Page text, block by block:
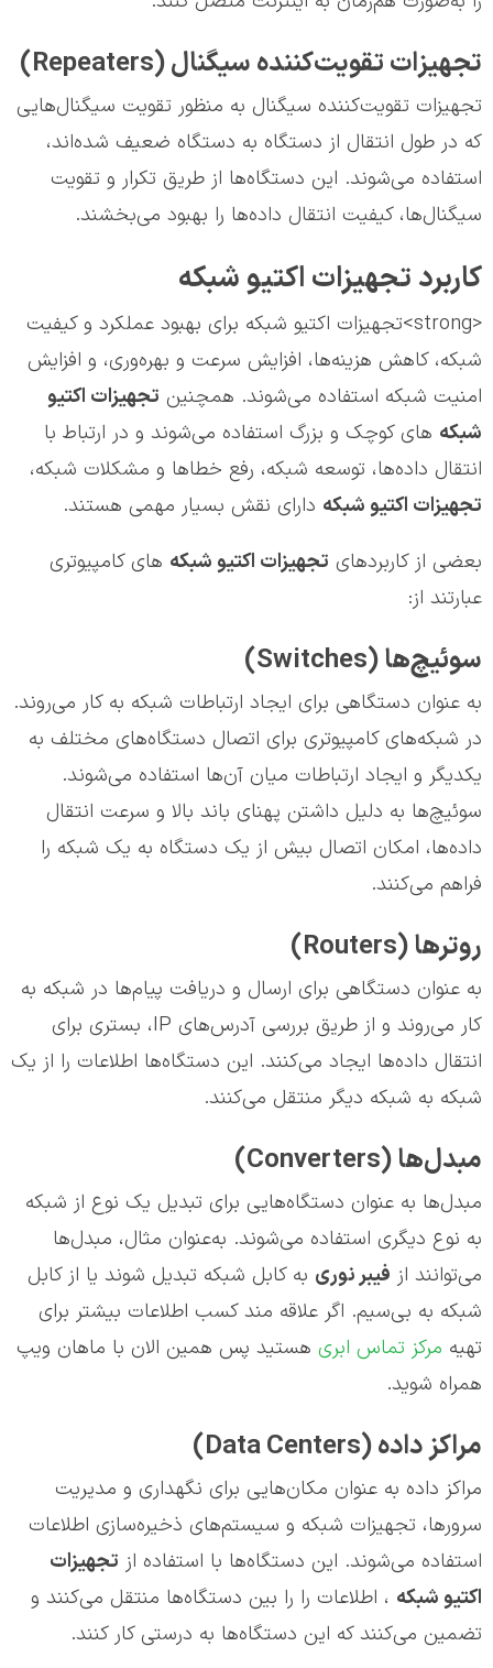
تجهیزات تقویت‌کننده سیگنال (Repeaters)
تجهیزات تقویت‌کننده سیگنال به منظور تقویت سیگنال‌هایی
که در طول انتقال از دستگاه به دستگاه ضعیف شده‌اند،
استفاده می‌شوند. این دستگاه‌ها از طریق تکرار و تقویت
سیگنال‌ها، کیفیت انتقال داده‌ها را بهبود می‌بخشند.
کاربرد تجهیزات اکتیو شبکه
<strong>تجهیزات اکتیو شبکه برای بهبود عملکرد و کیفیت
شبکه، کاهش هزینه‌ها، افزایش سرعت و بهره‌وری، و افزایش
امنیت شبکه استفاده می‌شوند. همچنین تجهیزات اکتیو
شبکه های کوچک و بزرگ استفاده می‌شوند و در ارتباط با
انتقال داده‌ها، توسعه شبکه، رفع خطاها و مشکلات شبکه،
تجهیزات اکتیو شبکه دارای نقش بسیار مهمی هستند.
بعضی از کاربردهای تجهیزات اکتیو شبکه های کامپیوتری
عبارتند از:
سوئیچ‌ها (Switches)
به عنوان دستگاهی برای ایجاد ارتباطات شبکه به کار می‌روند.
در شبکه‌های کامپیوتری برای اتصال دستگاه‌های مختلف به
یکدیگر و ایجاد ارتباطات میان آن‌ها استفاده می‌شوند.
سوئیچ‌ها به دلیل داشتن پهنای باند بالا و سرعت انتقال
داده‌ها، امکان اتصال بیش از یک دستگاه به یک شبکه را
فراهم می‌کنند.
روترها (Routers)
به عنوان دستگاهی برای ارسال و دریافت پیام‌ها در شبکه به
کار می‌روند و از طریق بررسی آدرس‌های IP، بستری برای
انتقال داده‌ها ایجاد می‌کنند. این دستگاه‌ها اطلاعات را از یک
شبکه به شبکه دیگر منتقل می‌کنند.
مبدل‌ها (Converters)
مبدل‌ها به عنوان دستگاه‌هایی برای تبدیل یک نوع از شبکه
به نوع دیگری استفاده می‌شوند. به‌عنوان مثال، مبدل‌ها
می‌توانند از فیبر نوری به کابل شبکه تبدیل شوند یا از کابل
شبکه به بی‌سیم. اگر علاقه مند کسب اطلاعات بیشتر برای
تهیه مرکز تماس ابری هستید پس همین الان با ماهان ویپ
همراه شوید.
مراکز داده (Data Centers)
مراکز داده به عنوان مکان‌هایی برای نگهداری و مدیریت
سرورها، تجهیزات شبکه و سیستم‌های ذخیره‌سازی اطلاعات
استفاده می‌شوند. این دستگاه‌ها با استفاده از تجهیزات
اکتیو شبکه ، اطلاعات را را بین دستگاه‌ها منتقل می‌کنند و
تضمین می‌کنند که این دستگاه‌ها به درستی کار کنند.